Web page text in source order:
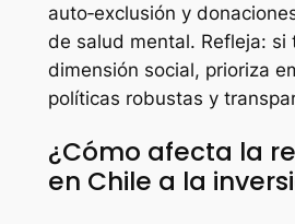
auto‑exclusión y
de salud mental. Refleja: si
dimensión social, prioriza
políticas robustas y
¿Cómo afecta la
en Chile a la